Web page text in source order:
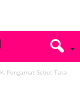
Pengamat Sebut Tata